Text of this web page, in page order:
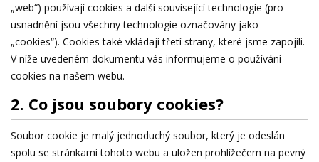
„web“) používají cookies a další související technologie (pro
usnadnění jsou všechny technologie označovány jako
„cookies“). Cookies také vkládají třetí strany, které jsme zapojili.
V níže uvedeném dokumentu vás informujeme o používání
cookies na našem webu.
2. Co jsou soubory cookies?
Soubor cookie je malý jednoduchý soubor, který je odeslán
spolu se stránkami tohoto webu a uložen prohlížečem na pevný